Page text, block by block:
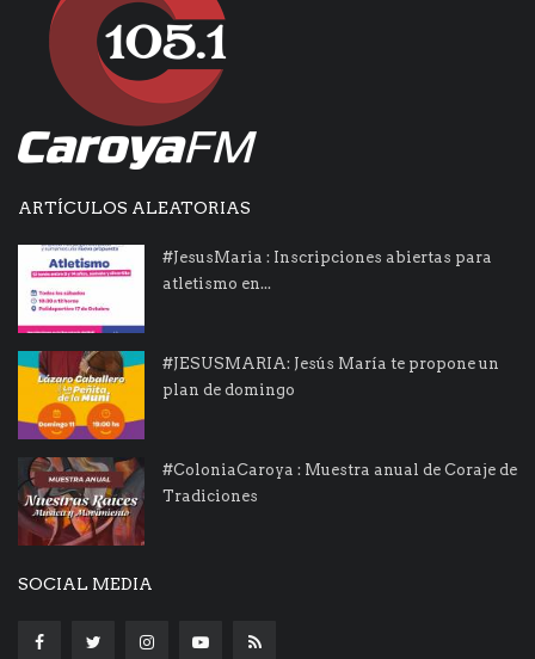
ARTÍCULOS ALEATORIAS
#JesusMaria : Inscripciones abiertas para
atletismo en...
#JESUSMARIA: Jesús María te propone un
plan de domingo
#ColoniaCaroya : Muestra anual de Coraje de
Tradiciones
SOCIAL MEDIA